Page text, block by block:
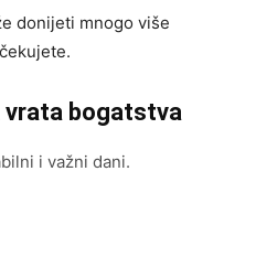
donijeti mnogo više
vrata bogatstva
i važni dani.